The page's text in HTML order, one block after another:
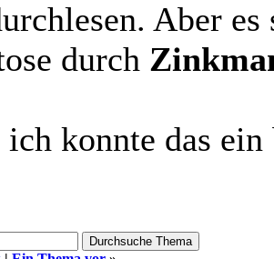
Aber
durch
konnte das